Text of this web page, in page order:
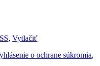
, Vytlačiť
o ochrane súkromia,